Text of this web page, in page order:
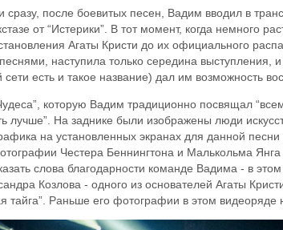
сразу, после боевитых песен, Вадим вводил в
от “Истерики”. В тот момент, когда немного
Агаты Кристи до их официального
наступила только середина выступления,
есть и такое название) дал им возможность
которую Вадим традиционно посвящал
лучше”. На заднике были изображены люди
на установленных экранах для данной песни
Честера Беннингтона и Малькольма
слова благодарности команде Вадима - в этом
Козлова - одного из основателей Агаты
тайга”. Раньше его фотографии в этом видеоряде